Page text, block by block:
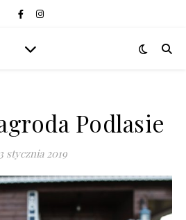
Podlasie
stycznia 2019